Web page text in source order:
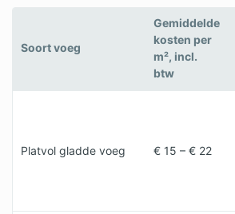
Soort voeg
Gemiddelde
kosten per
m², incl.
btw
Platvol gladde voeg € 15 – € 22